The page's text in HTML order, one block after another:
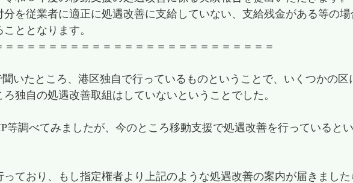
分を従業者に適正に処遇改善に支給していない、支給残金がある等の
ととなります。
＝＝＝＝＝＝＝＝＝＝＝＝＝＝＝＝＝＝＝＝＝＝＝＝＝
いたところ、港区独自で行っているものということで、いくつかの区
ろ独自の処遇改善取組はしていないということでした。
等調べてみましたが、今のところ移動支援で処遇改善を行っていると
っており、もし指定権者より上記のような処遇改善の案内が届きまし